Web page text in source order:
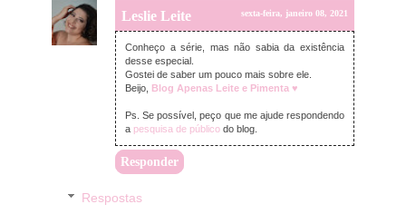
Leslie Leite sexta-feira, janeiro 08, 2021
Conheço a série, mas não sabia da existência
desse especial.
Gostei de saber um pouco mais sobre ele.
Beijo, Blog Apenas Leite e Pimenta ♥
Ps. Se possível, peço que me ajude respondendo
a pesquisa de público do blog.
Responder
Respostas